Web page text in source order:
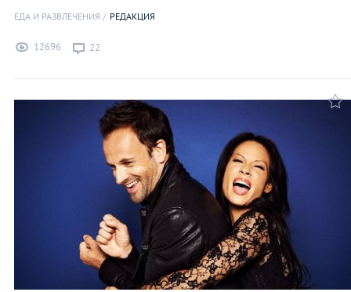
ЕДА И РАЗВЛЕЧЕНИЯ РЕДАКЦИЯ
12696 22